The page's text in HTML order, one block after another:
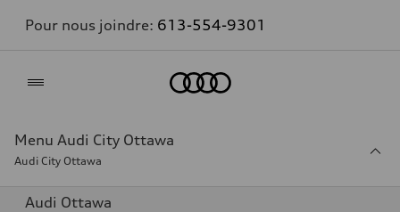
Pour nous joindre: 613-554-9301
Menu Audi City Ottawa
Audi City Ottawa
Audi Ottawa